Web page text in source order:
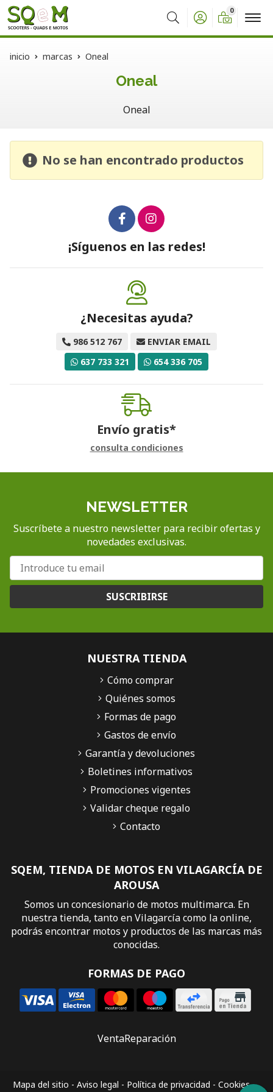
Buscar
0
inicio marcas Oneal
Oneal
Oneal
No se han encontrado productos
¡Síguenos en las redes!
¿Necesitas ayuda?
986 512 767
ENVIAR EMAIL
637 733 321
654 336 705
Envío gratis*
consulta condiciones
NEWSLETTER
Suscríbete a nuestro newsletter para recibir ofertas y
novedades exclusivas.
SUSCRIBIRSE
SQEM, TIENDA DE MOTOS EN VILAGARCÍA DE
AROUSA
Somos un concesionario de motos multimarca. En
nuestra tienda, tanto en Vilagarcía como la online,
podrás encontrar motos y productos de las marcas más
conocidas.
FORMAS DE PAGO
NUESTRA TIENDA
Cómo comprar
Quiénes somos
Formas de pago
Gastos de envío
Garantía y devoluciones
Boletines informativos
Promociones vigentes
Validar cheque regalo
Contacto
VentaReparación
Mapa del sitio - Aviso legal - Política de privacidad - Cookies-